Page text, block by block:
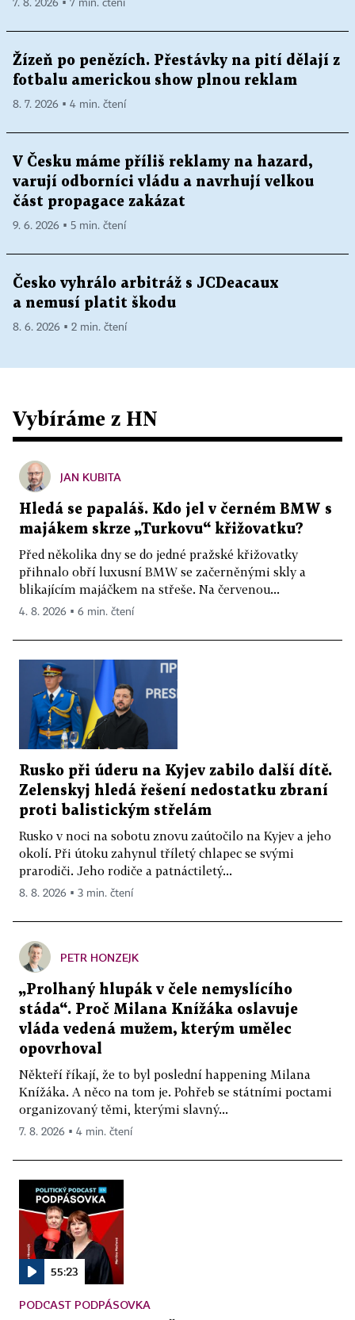
7. 8. 2026 ▪ 7 min. čtení
Žízeň po penězích. Přestávky na pití dělají z
fotbalu americkou show plnou reklam
8. 7. 2026 ▪ 4 min. čtení
V Česku máme příliš reklamy na hazard,
varují odborníci vládu a navrhují velkou
část propagace zakázat
9. 6. 2026 ▪ 5 min. čtení
Česko vyhrálo arbitráž s JCDeacaux
a nemusí platit škodu
8. 6. 2026 ▪ 2 min. čtení
Vybíráme z HN
JAN KUBITA
Hledá se papaláš. Kdo jel v černém BMW s
majákem skrze „Turkovu“ křižovatku?
Před několika dny se do jedné pražské křižovatky
přihnalo obří luxusní BMW se začerněnými skly a
blikajícím majáčkem na střeše. Na červenou...
4. 8. 2026 ▪ 6 min. čtení
Rusko při úderu na Kyjev zabilo další dítě.
Zelenskyj hledá řešení nedostatku zbraní
proti balistickým střelám
Rusko v noci na sobotu znovu zaútočilo na Kyjev a jeho
okolí. Při útoku zahynul tříletý chlapec se svými
prarodiči. Jeho rodiče a patnáctiletý...
8. 8. 2026 ▪ 3 min. čtení
PETR HONZEJK
„Prolhaný hlupák v čele nemyslícího
stáda“. Proč Milana Knížáka oslavuje
vláda vedená mužem, kterým umělec
opovrhoval
Někteří říkají, že to byl poslední happening Milana
Knížáka. A něco na tom je. Pohřeb se státními poctami
organizovaný těmi, kterými slavný...
7. 8. 2026 ▪ 4 min. čtení
55:23
PODCAST PODPÁSOVKA